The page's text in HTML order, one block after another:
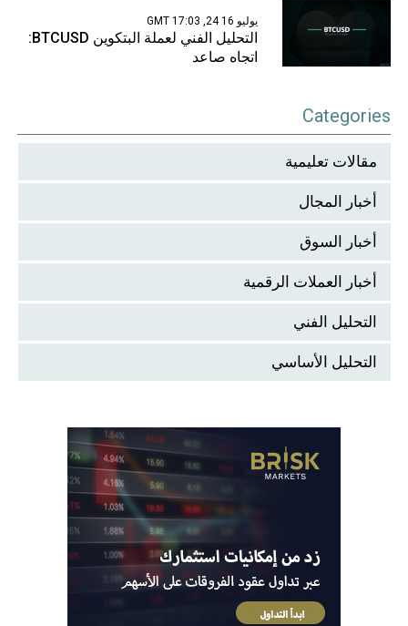
يوليو 16 24, 17:03 GMT
التحليل الفني لعملة البتكوين BTCUSD:
اتجاه صاعد
Categories
مقالات تعليمية
أخبار المجال
أخبار السوق
أخبار العملات الرقمية
التحليل الفني
التحليل الأساسي